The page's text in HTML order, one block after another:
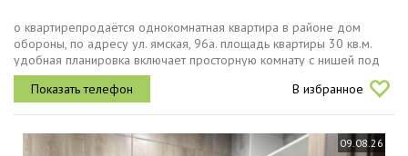
о квартирепродаётся однокомнатная квартира в районе дом
обороны, по адресу ул. ямская, 96а. площадь квартиры 30 кв.м.
удобная планировка включает просторную комнату с нишей под
шкаф, раздельный санузел, кухню, коридор и остеклённую лоджию
на два...
В избранное
09.08.26